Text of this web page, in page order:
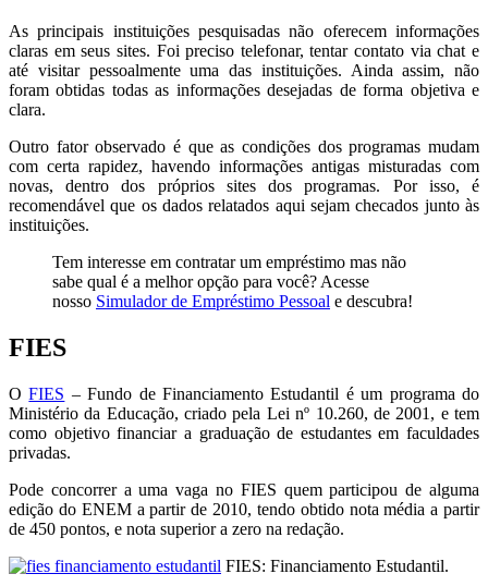
As principais instituições pesquisadas não oferecem informações
claras em seus sites. Foi preciso telefonar, tentar contato via chat e
até visitar pessoalmente uma das instituições. Ainda assim, não
foram obtidas todas as informações desejadas de forma objetiva e
clara.
Outro fator observado é que as condições dos programas mudam
com certa rapidez, havendo informações antigas misturadas com
novas, dentro dos próprios sites dos programas. Por isso, é
recomendável que os dados relatados aqui sejam checados junto às
instituições.
Tem interesse em contratar um empréstimo mas não
sabe qual é a melhor opção para você? Acesse
nosso Simulador de Empréstimo Pessoal e descubra!
FIES
OFIES – Fundo de Financiamento Estudantil é um programa do
Ministério da Educação, criado pela Lei nº 10.260, de 2001, e tem
como objetivo financiar a graduação de estudantes em faculdades
privadas.
Pode concorrer a uma vaga no FIES quem participou de alguma
edição do ENEM a partir de 2010, tendo obtido nota média a partir
de 450 pontos, e nota superior a zero na redação.
FIES: Financiamento Estudantil.